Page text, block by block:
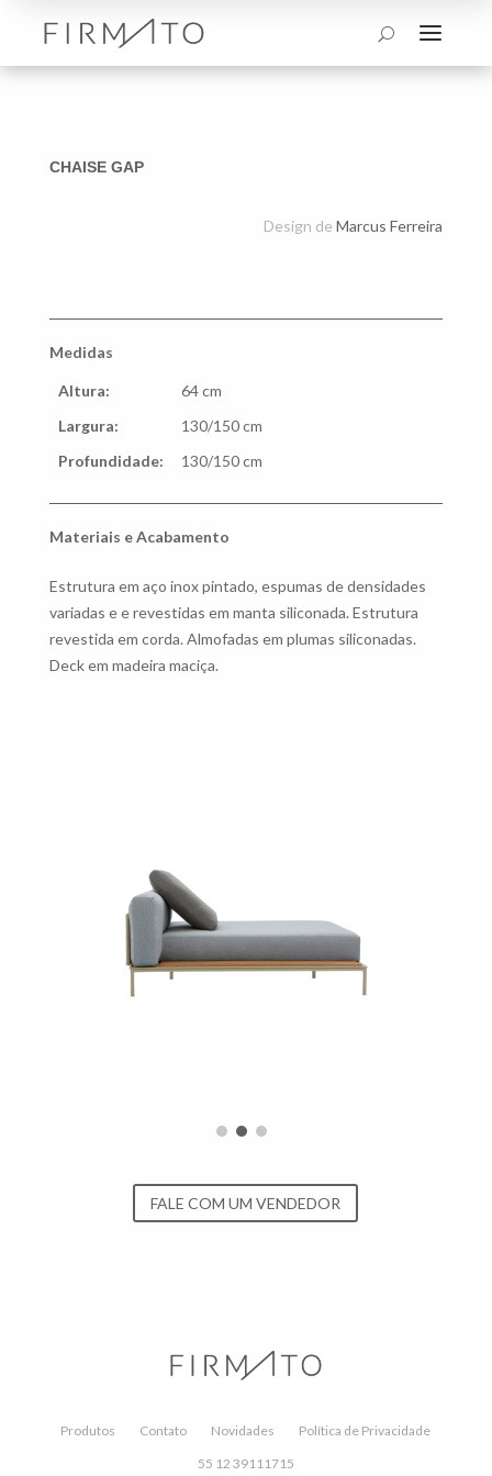
U a
CHAISE GAP
Design deMarcus Ferreira
Medidas
Altura:
64 cm
Largura:
130/150 cm
Profundidade:
130/150 cm
Materiais e Acabamento
Estrutura em aço inox pintado, espumas de densidades
variadas e e revestidas em manta siliconada. Estrutura
revestida em corda. Almofadas em plumas siliconadas.
Deck em madeira maciça.
FALE COM UM VENDEDOR
Produtos Contato Novidades
Política de Privacidade
55 12 39111715